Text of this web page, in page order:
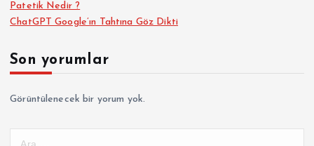
Patetik Nedir ?
ChatGPT Google’ın Tahtına Göz Dikti
Son yorumlar
Görüntülenecek bir yorum yok.